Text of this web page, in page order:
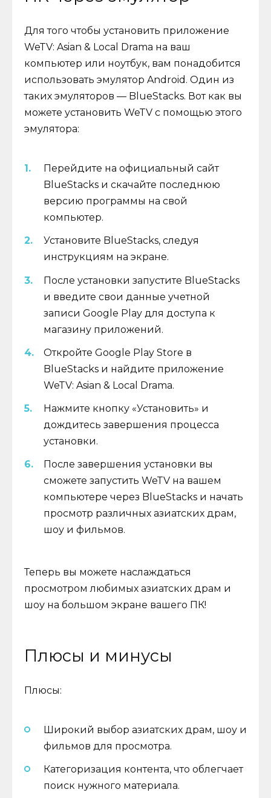
Для того чтобы установить приложение
WeTV: Asian & Local Drama на ваш
компьютер или ноутбук, вам понадобится
использовать эмулятор Android. Один из
таких эмуляторов — BlueStacks. Вот как вы
можете установить WeTV с помощью этого
эмулятора:
Перейдите на официальный сайт
BlueStacks и скачайте последнюю
версию программы на свой
компьютер.
Установите BlueStacks, следуя
инструкциям на экране.
После установки запустите BlueStacks
и введите свои данные учетной
записи Google Play для доступа к
магазину приложений.
Откройте Google Play Store в
BlueStacks и найдите приложение
WeTV: Asian & Local Drama.
Нажмите кнопку «Установить» и
дождитесь завершения процесса
установки.
После завершения установки вы
сможете запустить WeTV на вашем
компьютере через BlueStacks и начать
просмотр различных азиатских драм,
шоу и фильмов.
Теперь вы можете наслаждаться
просмотром любимых азиатских драм и
шоу на большом экране вашего ПК!
Плюсы и минусы
Плюсы:
Широкий выбор азиатских драм, шоу и
фильмов для просмотра.
Категоризация контента, что облегчает
поиск нужного материала.